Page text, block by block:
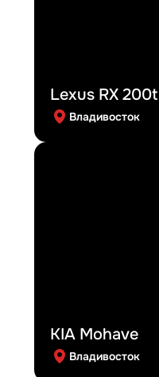
Lexus RX 200t
Владивосток
KIA Mohave
Владивосток